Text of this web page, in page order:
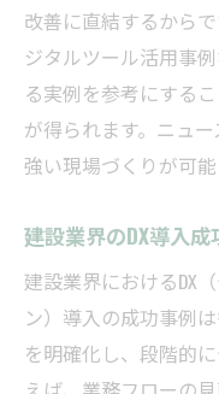
改善に直結するから
ジタルツール活用事
る実例を参考にする
が得られます。ニュ
強い現場づくりが可能
建設業界のDX導入
建設業界におけるDX
ン）導入の成功事例
を明確化し、段階的